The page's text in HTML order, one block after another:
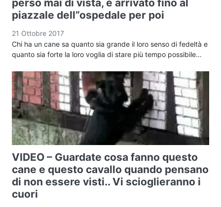
perso mai di vista, è arrivato fino al
piazzale dell”ospedale per poi
21 Ottobre 2017
Chi ha un cane sa quanto sia grande il loro senso di fedeltà e
quanto sia forte la loro voglia di stare più tempo possibile…
VIDEO – Guardate cosa fanno questo
cane e questo cavallo quando pensano
di non essere visti.. Vi scioglieranno i
cuori